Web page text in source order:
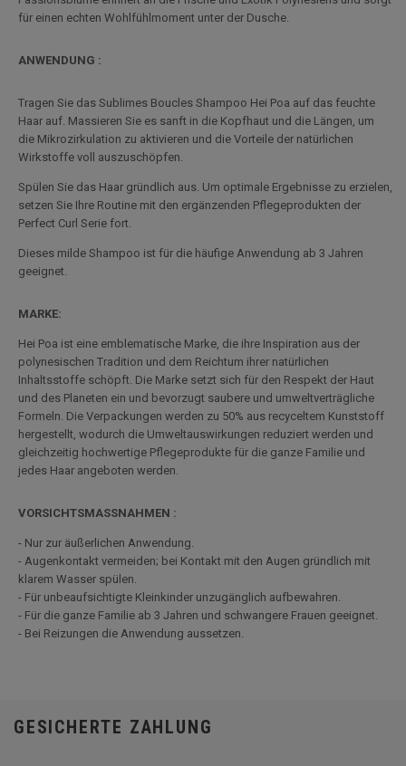
für einen echten Wohlfühlmoment unter der Dusche.
ANWENDUNG :
Tragen Sie das Sublimes Boucles Shampoo Hei Poa auf das feuchte
Haar auf. Massieren Sie es sanft in die Kopfhaut und die Längen, um
die Mikrozirkulation zu aktivieren und die Vorteile der natürlichen
Wirkstoffe voll auszuschöpfen.
Spülen Sie das Haar gründlich aus. Um optimale Ergebnisse zu erzielen,
setzen Sie Ihre Routine mit den ergänzenden Pflegeprodukten der
Perfect Curl Serie fort.
Dieses milde Shampoo ist für die häufige Anwendung ab 3 Jahren
geeignet.
MARKE:
Hei Poa ist eine emblematische Marke, die ihre Inspiration aus der
polynesischen Tradition und dem Reichtum ihrer natürlichen
Inhaltsstoffe schöpft. Die Marke setzt sich für den Respekt der Haut
und des Planeten ein und bevorzugt saubere und umweltverträgliche
Formeln. Die Verpackungen werden zu 50% aus recyceltem Kunststoff
hergestellt, wodurch die Umweltauswirkungen reduziert werden und
gleichzeitig hochwertige Pflegeprodukte für die ganze Familie und
jedes Haar angeboten werden.
VORSICHTSMASSNAHMEN :
- Nur zur äußerlichen Anwendung.
- Augenkontakt vermeiden; bei Kontakt mit den Augen gründlich mit
klarem Wasser spülen.
- Für unbeaufsichtigte Kleinkinder unzugänglich aufbewahren.
- Für die ganze Familie ab 3 Jahren und schwangere Frauen geeignet.
- Bei Reizungen die Anwendung aussetzen.
GESICHERTE ZAHLUNG